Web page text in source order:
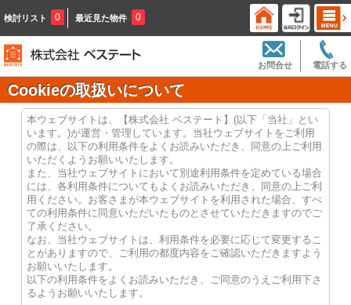
検討リスト 0 最近見た物件 0
電話する
お問合せ
Cookieの取扱いについて
本ウェブサイトは、【株式会社 ベステート】(以下「当社」とい
います。)が運営・管理しています。当社ウェブサイトをご利用
の際は、以下の利用条件をよくお読みいただき、同意の上ご利用
いただくようお願いいたします。
また、当社ウェブサイトにおいて別途利用条件を定めている場合
には、各利用条件についてもよくお読みいただき、同意の上ご利
用ください。お客さまが本ウェブサイトを利用された場合、すべ
ての利用条件に同意いただいたものとさせていただきますのでご
了承ください。
なお、当社ウェブサイトは、利用条件を必要に応じて変更するこ
とがありますので、ご利用の都度内容をご確認いただきますよう
お願いいたします。
以下の利用条件をよくお読みいただき、ご同意のうえご利用下さ
るようお願いいたします。